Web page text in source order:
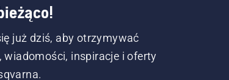
już dziś, aby otrzymywać
wiadomości, inspiracje i oferty